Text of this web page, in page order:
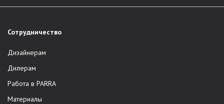
Сотрудничество
Дизайнерам
Дилерам
Работа в PARRA
Материалы